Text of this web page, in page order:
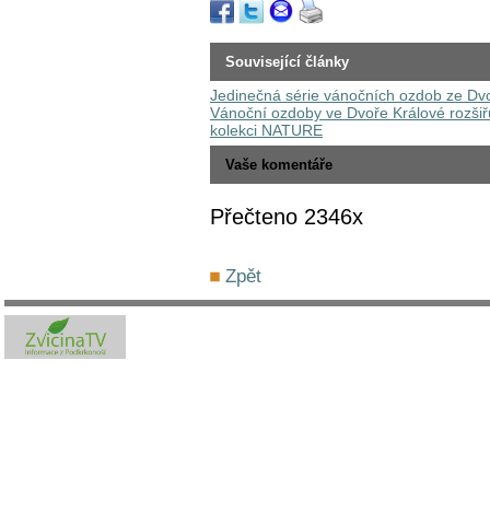
Související články
Jedinečná série vánočních ozdob ze
Vánoční ozdoby ve Dvoře Králové
kolekci NATURE
Vaše komentáře
Přečteno 2346x
Zpět